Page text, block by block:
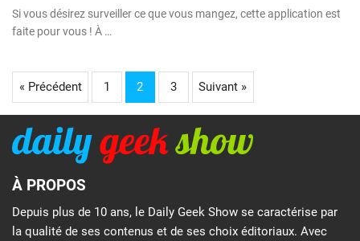
Si vous désirez surveiller ce que vous mangez, cette application est
faite pour vous ! À …
« Précédent 1 2 3 Suivant »
À PROPOS
Depuis plus de 10 ans, le Daily Geek Show se caractérise par
la qualité de ses contenus et de ses choix éditoriaux. Avec